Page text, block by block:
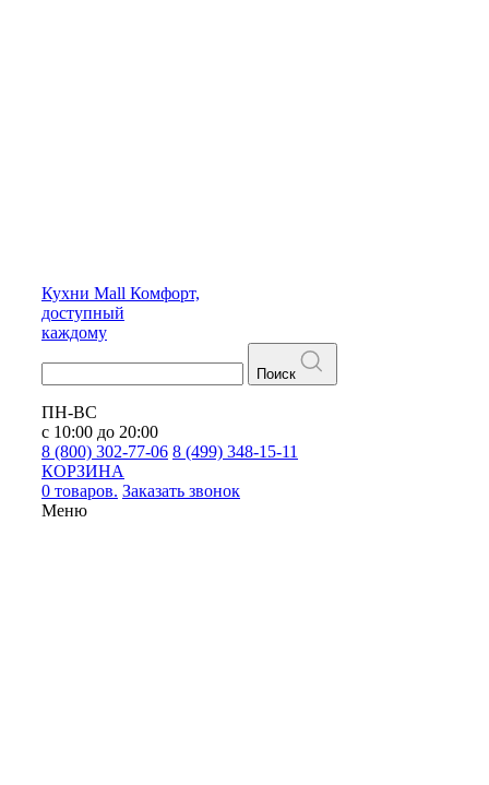
Кухни Mall Комфорт,
доступный
каждому
Поиск
ПН-ВС
с 10:00 до 20:00
8 (800) 302-77-06 8 (499) 348-15-11
КОРЗИНА
0 товаров. Заказать звонок
Меню